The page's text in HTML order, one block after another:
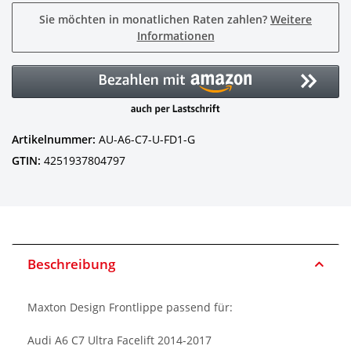
Sie möchten in monatlichen Raten zahlen? Weitere
Informationen
Artikelnummer: AU-A6-C7-U-FD1-G
GTIN: 4251937804797
Beschreibung
Maxton Design Frontlippe passend für:
Audi A6 C7 Ultra Facelift 2014-2017